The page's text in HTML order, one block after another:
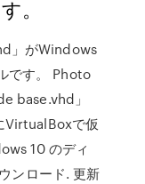
。
」がWindows
です。 Photo
base.vhd」
VirtualBoxで仮
10 のディ
ンロード. 更新